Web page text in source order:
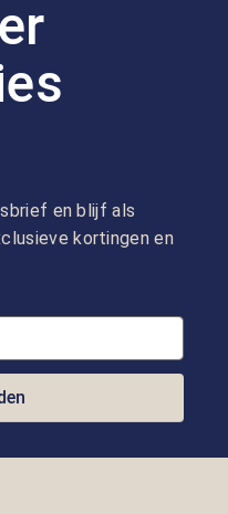
en blijf als
kortingen en